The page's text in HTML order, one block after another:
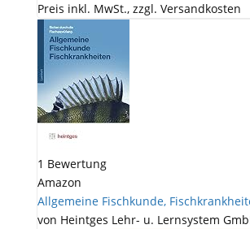
Preis inkl. MwSt., zzgl. Versandkosten
1 Bewertung
Amazon
Allgemeine Fischkunde,
von Heintges Lehr- u. Lernsystem